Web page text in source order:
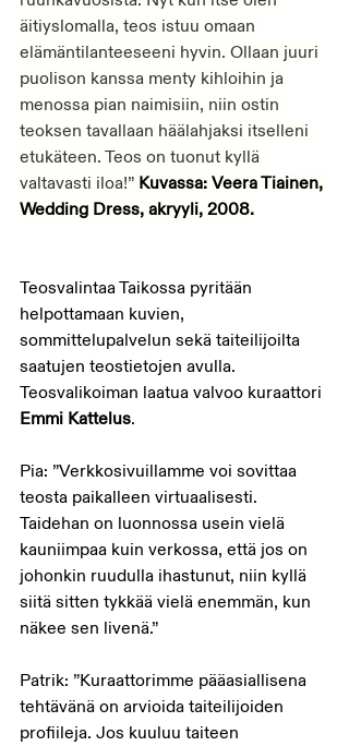
äitiyslomalla, teos istuu omaan
elämäntilanteeseeni hyvin. Ollaan juuri
puolison kanssa menty kihloihin ja
menossa pian naimisiin, niin ostin
teoksen tavallaan häälahjaksi itselleni
etukäteen. Teos on tuonut kyllä
valtavasti iloa!” Kuvassa: Veera Tiainen,
Wedding Dress, akryyli, 2008.
Teosvalintaa Taikossa pyritään
helpottamaan kuvien,
sommittelupalvelun sekä taiteilijoilta
saatujen teostietojen avulla.
Teosvalikoiman laatua valvoo kuraattori
Emmi Kattelus.
Pia: ”Verkkosivuillamme voi sovittaa
teosta paikalleen virtuaalisesti.
Taidehan on luonnossa usein vielä
kauniimpaa kuin verkossa, että jos on
johonkin ruudulla ihastunut, niin kyllä
siitä sitten tykkää vielä enemmän, kun
näkee sen livenä.”
Patrik: ”Kuraattorimme pääasiallisena
tehtävänä on arvioida taiteilijoiden
profiileja. Jos kuuluu taiteen